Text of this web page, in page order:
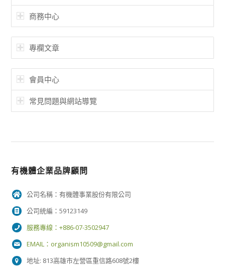
商務中心
專欄文章
會員中心
常見問題與網站導覽
有機體企業品牌顧問
公司名稱：有機體事業股份有限公司
公司統編：59123149
服務專線：+886-07-3502947
EMAIL： organism10509@gmail.com
地址: 813高雄市左營區重信路608號2樓